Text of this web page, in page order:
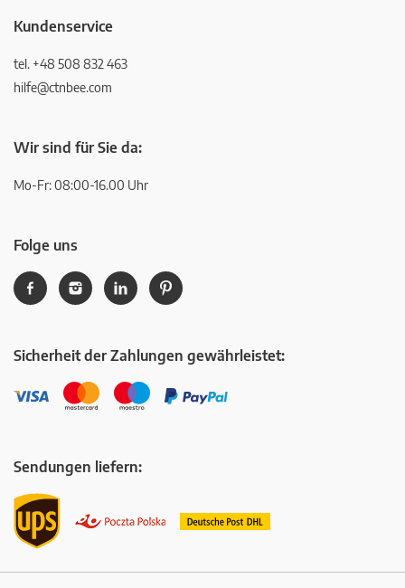
Kundenservice
tel. +48 508 832 463
hilfe@ctnbee.com
Wir sind für Sie da:
Mo-Fr: 08:00-16.00 Uhr
Folge uns
Sicherheit der Zahlungen gewährleistet:
Sendungen liefern: